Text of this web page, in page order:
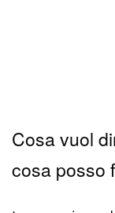
Cosa vuol
cosa posso